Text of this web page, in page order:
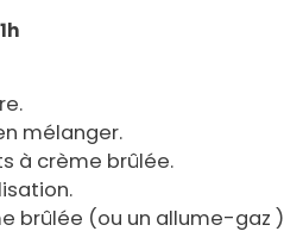
1h
mélanger.
à crème brûlée.
brûlée (ou un allume-gaz )